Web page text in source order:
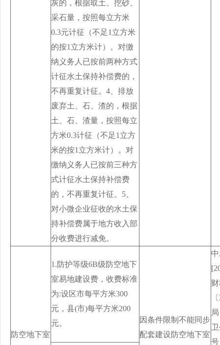
灰的，根据取土、挖砂、
采石量，按照每立方米
0.3元计征（不足1立方米
的按1立方米计）。对缴
纳义务人已按前两种方式
计征水土保持补偿费的，
不再重复计征。4、排放
废弃土、石、渣的，根据
土、石、渣量，按照每立
方米0.3计征（不足1立方
米的按1立方米计）。对
缴纳义务人已按前三种方
式计征水土保持补偿费
的，不再重复计征。5、
对小微企业征收的水土保
持补偿费属于地方收入部
分收费进行减免。
防空地下室
1.防护等级6B级防空地下
室易地建设费，收费标准
为:设区市每平方米300
元，县(市)每平方米200
元。
因条件限制不能同步
配套建设防空地下室